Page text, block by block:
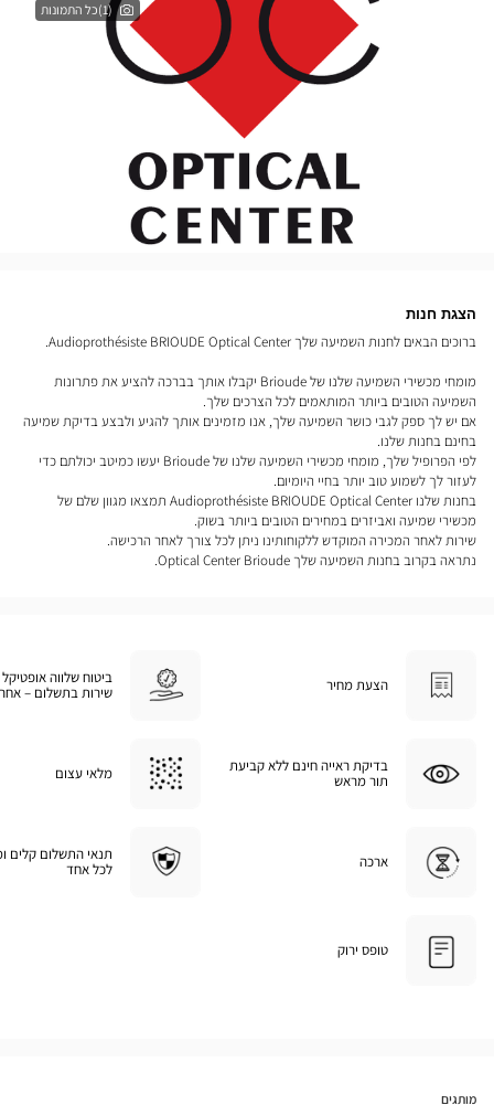
(1)כל התמונות
הצגת חנות
ברוכים הבאים לחנות השמיעה שלך Audioprothésiste BRIOUDE Optical Center.
מומחי מכשירי השמיעה שלנו של Brioude יקבלו אותך בברכה להציע את פתרונות
השמיעה הטובים ביותר המותאמים לכל הצרכים שלך.
אם יש לך ספק לגבי כושר השמיעה שלך, אנו מזמינים אותך להגיע ולבצע בדיקת שמיעה
בחינם בחנות שלנו.
לפי הפרופיל שלך, מומחי מכשירי השמיעה שלנו של Brioude יעשו כמיטב יכולתם כדי
לעזור לך לשמוע טוב יותר בחיי היומיום.
בחנות שלנו Audioprothésiste BRIOUDE Optical Center תמצאו מגוון שלם של
מכשירי שמיעה ואביזרים במחירים הטובים ביותר בשוק.
שירות לאחר המכירה המוקדש ללקוחותינו ניתן לכל צורך לאחר הרכישה.
נתראה בקרוב בחנות השמיעה שלך Optical Center Brioude.
הצעת מחיר
ביטוח שלווה
שירות בתשלום –
בדיקת ראייה חינם ללא קביעת
תור מראש
מלאי עצום
ארכה
תנאי התשלום קלים
לכל אחד
טופס ירוק
מותגים